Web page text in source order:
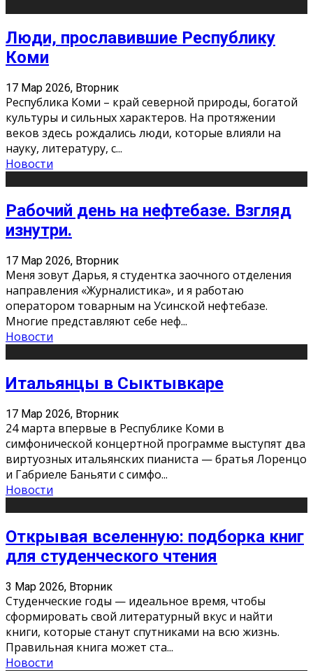
Люди, прославившие Республику
Коми
17 Мар 2026, Вторник
Республика Коми – край северной природы, богатой
культуры и сильных характеров. На протяжении
веков здесь рождались люди, которые влияли на
науку, литературу, с...
Новости
Рабочий день на нефтебазе. Взгляд
изнутри.
17 Мар 2026, Вторник
Меня зовут Дарья, я студентка заочного отделения
направления «Журналистика», и я работаю
оператором товарным на Усинской нефтебазе.
Многие представляют себе неф...
Новости
Итальянцы в Сыктывкаре
17 Мар 2026, Вторник
24 марта впервые в Республике Коми в
симфонической концертной программе выступят два
виртуозных итальянских пианиста — братья Лоренцо
и Габриеле Баньяти с симфо...
Новости
Открывая вселенную: подборка книг
для студенческого чтения
3 Мар 2026, Вторник
Студенческие годы — идеальное время, чтобы
сформировать свой литературный вкус и найти
книги, которые станут спутниками на всю жизнь.
Правильная книга может ста...
Новости